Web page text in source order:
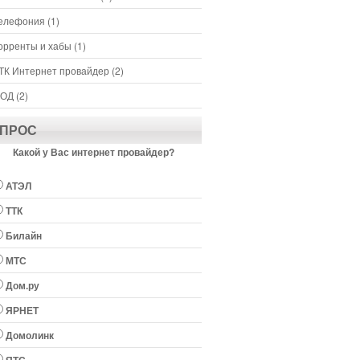
(1)
и хабы (1)
Интернет провайдер (2)
(2)
Какой у Вас интернет провайдер?
АТЭЛ
ТТК
Билайн
МТС
Дом.ру
ЯРНЕТ
Домолинк